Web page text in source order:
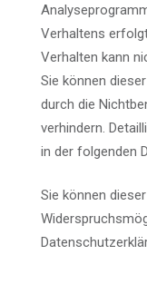
Verhaltens
Verhalten kann
Sie können
durch die
verhindern.
in der folgenden
Sie können